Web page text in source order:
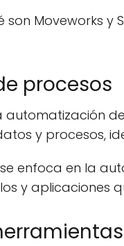
son Moveworks
procesos
automatización
y procesos,
enfoca en la
y aplicaciones